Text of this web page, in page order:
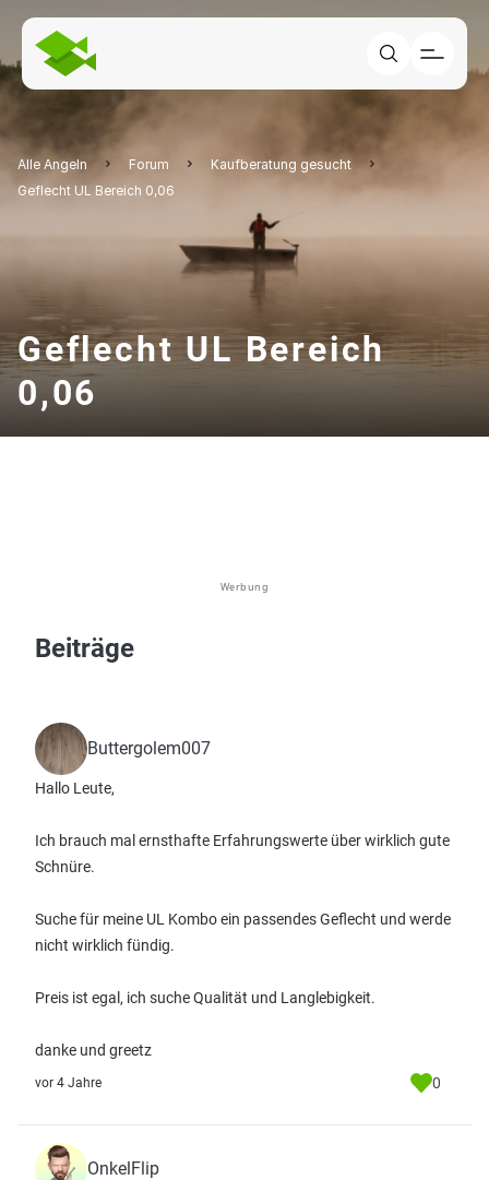
Alle Angeln Forum
Kaufberatung gesucht
Geflecht UL Bereich 0,06
Geflecht UL Bereich
0,06
Werbung
Beiträge
Buttergolem007
Hallo Leute,
Ich brauch mal ernsthafte Erfahrungswerte über wirklich gute
Schnüre.
Suche für meine UL Kombo ein passendes Geflecht und werde
nicht wirklich fündig.
Preis ist egal, ich suche Qualität und Langlebigkeit.
danke und greetz
vor 4 Jahre 0
OnkelFlip